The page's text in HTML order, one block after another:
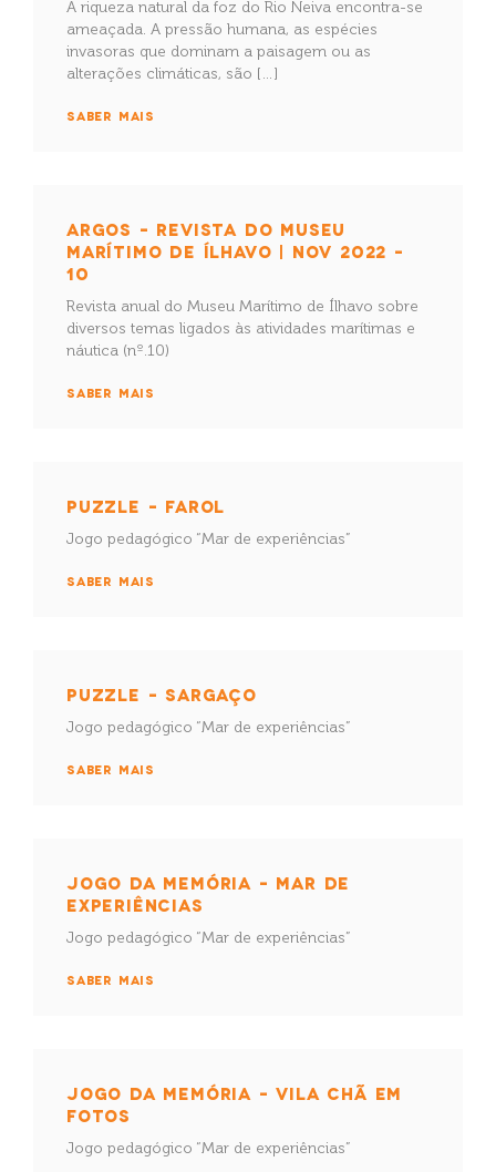
A riqueza natural da foz do Rio Neiva encontra-se
ameaçada. A pressão humana, as espécies
invasoras que dominam a paisagem ou as
alterações climáticas, são […]
SABER MAIS
ARGOS – REVISTA DO MUSEU
MARÍTIMO DE ÍLHAVO | NOV 2022 –
10
Revista anual do Museu Marítimo de Ílhavo sobre
diversos temas ligados às atividades marítimas e
náutica (nº.10)
SABER MAIS
PUZZLE – FAROL
Jogo pedagógico “Mar de experiências”
SABER MAIS
PUZZLE – SARGAÇO
Jogo pedagógico “Mar de experiências”
SABER MAIS
JOGO DA MEMÓRIA – MAR DE
EXPERIÊNCIAS
Jogo pedagógico “Mar de experiências”
SABER MAIS
JOGO DA MEMÓRIA – VILA CHÃ EM
FOTOS
Jogo pedagógico “Mar de experiências”